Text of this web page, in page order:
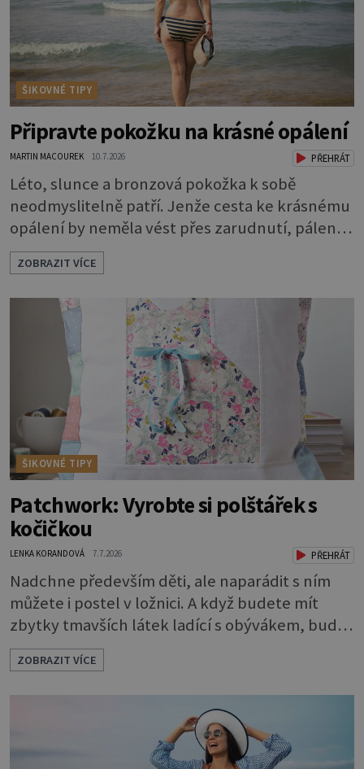
ŠIKOVNÉ TIPY
Připravte pokožku na krásné opálení
MARTIN MACOUREK 10.7.2026 PŘEHRÁT
Léto, slunce a bronzová pokožka k sobě
neodmyslitelně patří. Jenže cesta ke krásnému
opálení by neměla vést přes zarudnutí, pálení a
loupající se kůže. Spálená pokožka není
známkou „základu“ pro opálení, ale reakcí na
nadměrné UV záření. Pokud chcete, aby pleť i
pokožka těla vypadaly zdravě, hladce a opálení
vydrželo co nejdéle, vyplatí se začít s přípravou
už několik týdnů před první dovolenou.
ZOBRAZIT VÍCE
ŠIKOVNÉ TIPY
Patchwork: Vyrobte si polštářek s
kočičkou
LENKA KORANDOVÁ 7.7.2026 PŘEHRÁT
Nadchne především děti, ale naparádit s ním
můžete i postel v ložnici. A když budete mít
zbytky tmavších látek ladící s obývákem, bude
se hodit i tam. Budete potřebovat: - zbytky
barevně sladěných bavlněných látek - 0,5 m
látky na vnitřní polštářek - duté vlákno na výplň
- 2 knoflíky - 0,5 m jednostranně nalepovacího
vlizelínu - pravítko a řezák nebo nůžky Přední
strana s aplikací 1. V
ZOBRAZIT VÍCE